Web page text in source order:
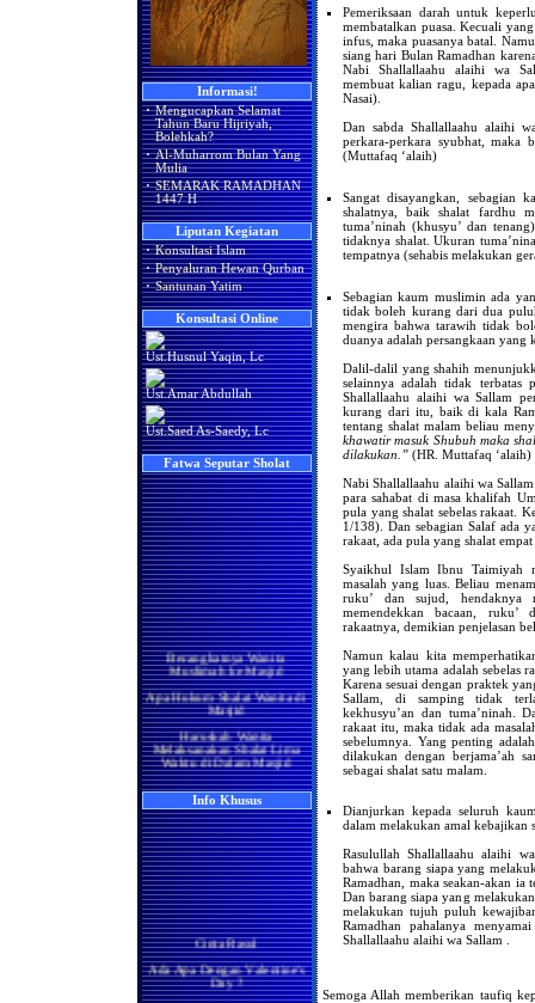
Informasi!
· Mengucapkan Selamat
Tahun Baru Hijriyah,
Bolehkah?
· Al-Muharrom Bulan Yang
Mulia
· SEMARAK RAMADHAN
1447 H
Liputan Kegiatan
· Konsultasi Islam
· Penyaluran Hewan Qurban
· Santunan Yatim
Konsultasi Online
Ust.Husnul Yaqin, Lc
Ust.Amar Abdullah
Ust.Saed As-Saedy, Lc
Fatwa Seputar Sholat
Berangkatnya Wanita
Muslimah ke Masjid
Apa Hukum Shalat Wanita di
Masjid
Haruskah Wanita
Melaksanakan Shalat Lima
Waktu di Dalam Masjid
Wanita di Rumah
Berma'mum Kepada Imam
di Masjid
Apakah Shalatnya Seorang
Wanita di rumah Lebih
Utama Ataukah di Masjidil
Haram
Manakah yang Lebih Utama
Bagi Wanita Pada Bulan
Ramadhan, Melaksanakan
Shalat di Masjidil Haram
atau di Rumah
Shalatnya Kaum Wanita
yang Sedang Umrah di
Bulan Ramadhan
Info Khusus
Cinta Rasul
Ada Apa Dengan Valentine's
Day ?
Pemeriksaan darah untuk
membatalkan puasa. Kecuali
infus, maka puasanya batal.
siang hari Bulan Ramadhan
Nabi Shallallaahu alaihi wa
membuat kalian ragu, kepada
Nasai).
Dan sabda Shallallaahu alaihi
perkara-perkara syubhat, maka
(Muttafaq ‘alaih)
Sangat disayangkan, sebagian
shalatnya, baik shalat fardhu
tuma’ninah (khusyu’ dan
tidaknya shalat. Ukuran
tempatnya (sehabis melakukan
Sebagian kaum muslimin ada
tidak boleh kurang dari dua
mengira bahwa tarawih tidak
duanya adalah persangkaan
Dalil-dalil yang shahih
selainnya adalah tidak terbatas
Shallallaahu alaihi wa Sallam
kurang dari itu, baik di kala
tentang shalat malam beliau
khawatir masuk Shubuh maka
dilakukan.” (HR. Muttafaq ‘alaih)
Nabi Shallallaahu alaihi wa
para sahabat di masa khalifah
pula yang shalat sebelas rakaat.
1/138). Dan sebagian Salaf ada
rakaat, ada pula yang shalat
Syaikhul Islam Ibnu Taimiyah
masalah yang luas. Beliau
ruku’ dan sujud, hendaknya
memendekkan bacaan, ruku’
rakaatnya, demikian penjelasan
Namun kalau kita
yang lebih utama adalah sebelas
Karena sesuai dengan praktek
Sallam, di samping tidak
kekhusyu’an dan tuma’ninah.
rakaat itu, maka tidak ada
sebelumnya. Yang penting
dilakukan dengan berjama’ah
sebagai shalat satu malam.
Dianjurkan kepada seluruh
dalam melakukan amal kebajikan
Rasulullah Shallallaahu alaihi
bahwa barang siapa yang
Ramadhan, maka seakan-akan
Dan barang siapa yang
melakukan tujuh puluh
Ramadhan pahalanya
Shallallaahu alaihi wa Sallam .
Semoga Allah memberikan taufiq